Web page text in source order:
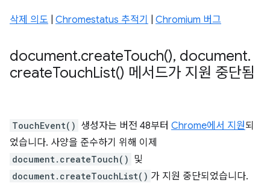
삭제 의도 Chromestatus 추적기 Chromium 버그
document.createTouch(), document.
createTouchList() 메서드가 지원 중단됨
TouchEvent() 생성자는 버전 48부터 Chrome에서 지원되
었습니다. 사양을 준수하기 위해 이제
document.createTouch() 및
document.createTouchList() 가 지원 중단되었습니다.